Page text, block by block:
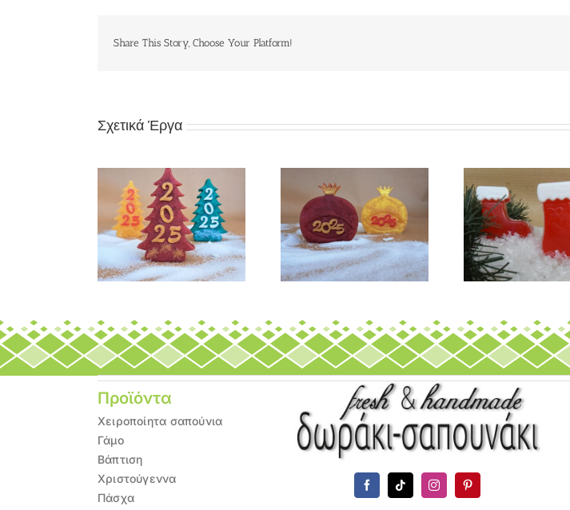
Share This Story, Choose Your Platform!
Σχετικά Έργα
Σαπούνι «Ρόδι 2025»
Σαπούνι ”Μπότα του Αγ.
Βασίλη”
Προϊόντα
Χειροποίητα σαπούνια
Γάμο
Βάπτιση
Χριστούγεννα
Πάσχα